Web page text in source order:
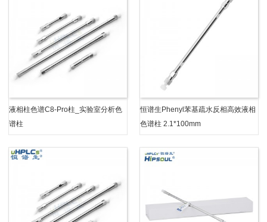
液相柱色谱C8-Pro柱_实验室分析色
谱柱
恒谱生Phenyl苯基疏水反相高效液相
色谱柱 2.1*100mm